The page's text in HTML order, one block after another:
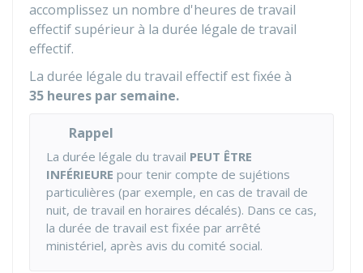
accomplissez un nombre d'heures de travail
effectif supérieur à la durée légale de travail
effectif.
La durée légale du travail effectif est fixée à
35 heures par semaine.
Rappel
La durée légale du travail PEUT ÊTRE
INFÉRIEURE pour tenir compte de sujétions
particulières (par exemple, en cas de travail de
nuit, de travail en horaires décalés). Dans ce cas,
la durée de travail est fixée par arrêté
ministériel, après avis du comité social.